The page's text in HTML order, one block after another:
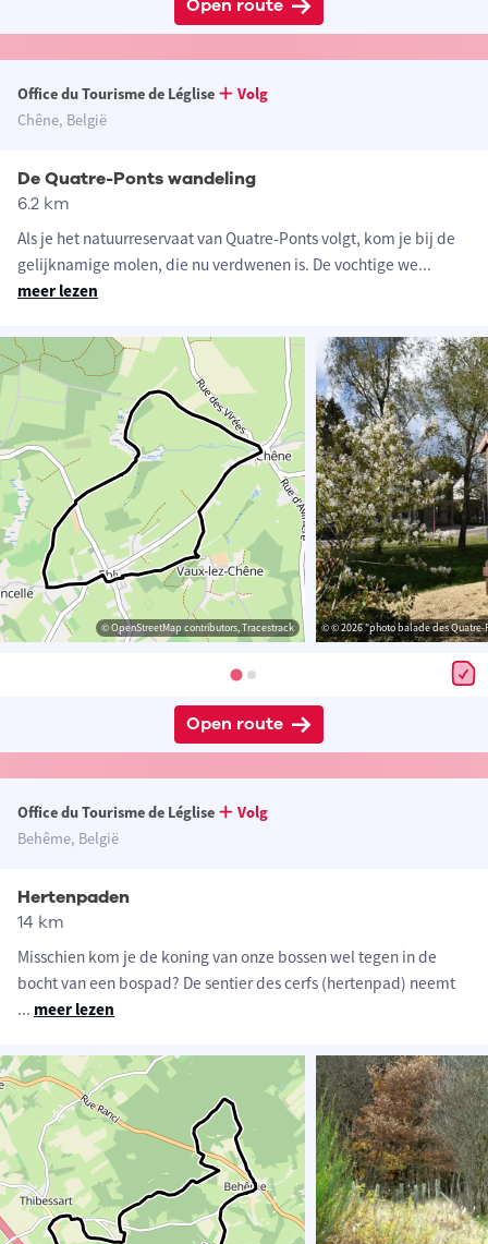
Open route
Office du Tourisme de Léglise
Volg
Chêne, België
De Quatre-Ponts wandeling
6.2 km
Als je het natuurreservaat van Quatre-Ponts volgt, kom je bij de
gelijknamige molen, die nu verdwenen is. De vochtige we...
meer lezen
© OpenStreetMap contributors, Tracestrack © © 2026 "photo balade des Quatre-
Open route
Office du Tourisme de Léglise
Volg
Behême, België
Hertenpaden
14 km
Misschien kom je de koning van onze bossen wel tegen in de
bocht van een bospad? De sentier des cerfs (hertenpad) neemt
... meer lezen